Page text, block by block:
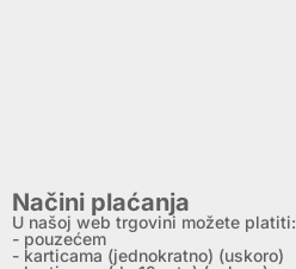
Načini plaćanja
U našoj web trgovini možete platiti:
- pouzećem
- karticama (jednokratno) (uskoro)